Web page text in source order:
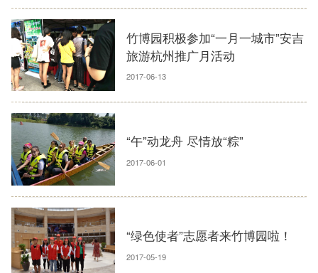
竹博园积极参加“一月一城市”安吉
旅游杭州推广月活动
2017-06-13
“午”动龙舟 尽情放“粽”
2017-06-01
“绿色使者”志愿者来竹博园啦！
2017-05-19